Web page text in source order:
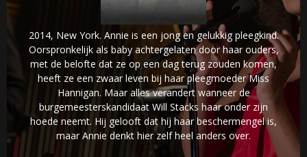
2014, New York. Annie is een jong en gelukkig pleegkind.
Oorspronkelijk als baby achtergelaten door haar ouders,
met de belofte dat ze op een dag terug zouden komen,
heeft ze een zwaar leven bij haar pleegmoeder Miss
Hannigan. Maar alles verandert wanneer de
burgemeesterskandidaat Will Stacks haar onder zijn
hoede neemt. Hij gelooft dat hij haar beschermengel is,
maar Annie denkt hier zelf heel anders over.